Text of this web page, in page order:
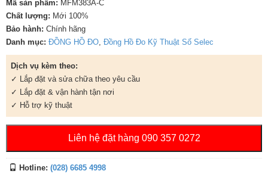
Mã sản phẩm: MFM383A-C
Chất lượng: Mới 100%
Bảo hành: Chính hãng
Danh mục: ĐỒNG HỒ ĐO, Đồng Hồ Đo Kỹ Thuật Số Selec
Dịch vụ kèm theo:
✓ Lắp đặt và sửa chữa theo yêu cầu
✓ Lắp đặt & vận hành tận nơi
✓ Hỗ trợ kỹ thuật
Liên hệ đặt hàng 090 357 0272
Hotline: (028) 6685 4998